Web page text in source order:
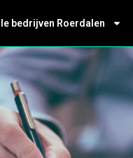
bedrijven Roerdalen